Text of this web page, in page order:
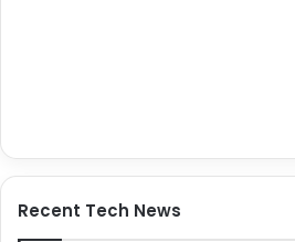
Recent Tech News